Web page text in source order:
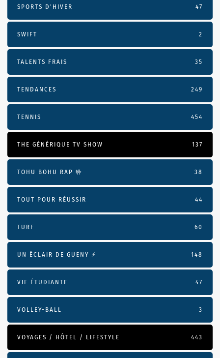
SPORTS D'HIVER 47
SWIFT 2
TALENTS FRAIS 35
TENDANCES 249
TENNIS 454
THE GÉNÉRIQUE TV SHOW 137
TOHU BOHU RAP 🤟 38
TOUT POUR RÉUSSIR 44
TURF 60
UN ÉCLAIR DE GUENY ⚡️ 148
VIE ÉTUDIANTE 47
VOLLEY-BALL 3
VOYAGES / HÔTEL / LIFESTYLE 443